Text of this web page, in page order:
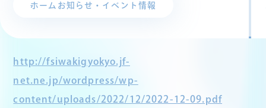
ホーム お知らせ・イベント情報
http://fsiwakigyokyo.jf-
net.ne.jp/wordpress/wp-
content/uploads/2022/12/2022-12-09.pdf